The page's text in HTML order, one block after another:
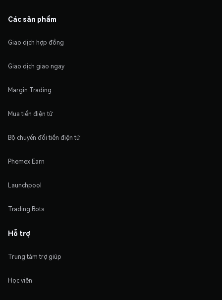
Các sản phẩm
Giao dịch hợp đồng
Giao dịch giao ngay
Margin Trading
Mua tiền điện tử
Bộ chuyển đổi tiền điện tử
Phemex Earn
Launchpool
Trading Bots
Hỗ trợ
Trung tâm trợ giúp
Học viện